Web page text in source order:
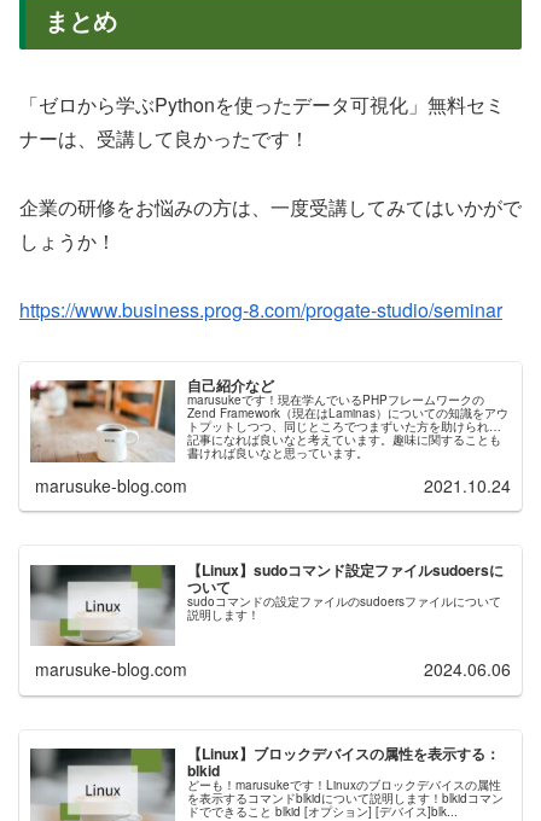
まとめ
「ゼロから学ぶPythonを使ったデータ可視化」無料セミ
ナーは、受講して良かったです！
企業の研修をお悩みの方は、一度受講してみてはいかがで
しょうか！
https://www.business.prog-8.com/progate-studio/seminar
自己紹介など
marusukeです！現在学んでいるPHPフレームワークの
Zend Framework（現在はLaminas）についての知識をアウ
トプットしつつ、同じところでつまずいた方を助けられる
記事になれば良いなと考えています。趣味に関することも
書ければ良いなと思っています。
marusuke-blog.com 2021.10.24
【Linux】sudoコマンド設定ファイルsudoersに
ついて
sudoコマンドの設定ファイルのsudoersファイルについて
説明します！
marusuke-blog.com 2024.06.06
【Linux】ブロックデバイスの属性を表示する：
blkid
どーも！marusukeです！Linuxのブロックデバイスの属性
を表示するコマンドblkidについて説明します！blkidコマン
ドでできること blkid [オプション] [デバイス]blk...